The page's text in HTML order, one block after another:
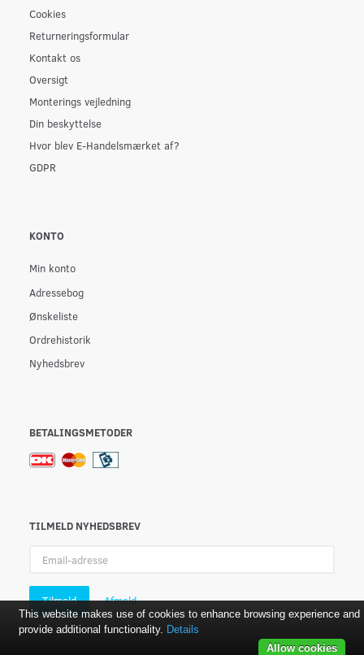
Cookies
Returneringsformular
Kontakt os
Oversigt
Monterings vejledning
Din beskyttelse
Hvor blev E-Handelsmærket af?
GDPR
KONTO
Min konto
Adressebog
Ønskeliste
Ordrehistorik
Nyhedsbrev
BETALINGSMETODER
TILMELD NYHEDSBREV
adresse
Tilmeld Afmeld
This website makes use of cookies to enhance browsing experience and
provide additional functionality. Details
Allow cookies